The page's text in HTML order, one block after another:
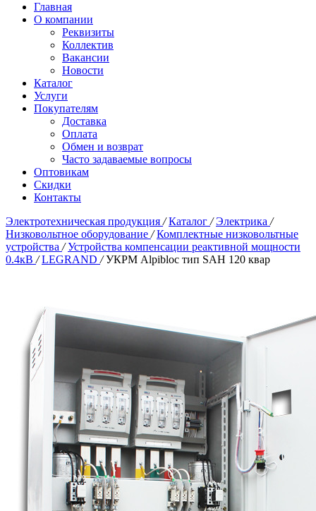
Главная
О компании
Реквизиты
Коллектив
Вакансии
Новости
Каталог
Услуги
Покупателям
Доставка
Оплата
Обмен и возврат
Часто задаваемые вопросы
Оптовикам
Скидки
Контакты
Электротехническая продукция / Каталог / Электрика /
Низковольтное оборудование / Комплектные низковольтные
устройства / Устройства компенсации реактивной мощности
0.4кВ / LEGRAND / УКРМ Alpibloc тип SAH 120 квар